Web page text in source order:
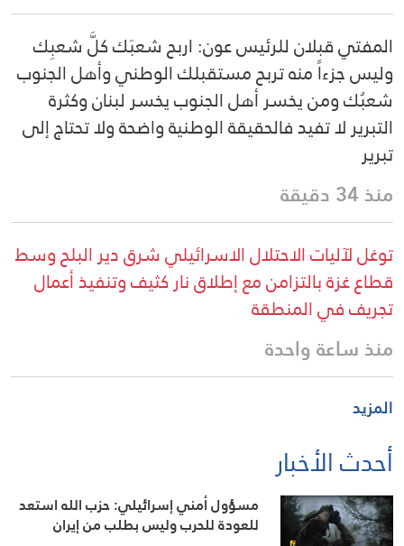
المفتي قبلان للرئيس عون: اربح شعبَك كلَّ شعبِك
وليس جزءاً منه تربح مستقبلك الوطني وأهل الجنوب
شعبُك ومن يخسر أهل الجنوب يخسر لبنان وكثرة
التبرير لا تفيد فالحقيقة الوطنية واضحة ولا تحتاج إلى
تبرير
منذ 34 دقيقة
توغل لآليات الاحتلال الاسرائيلي شرق دير البلح وسط
قطاع غزة بالتزامن مع إطلاق نار كثيف وتنفيذ أعمال
تجريف في المنطقة
منذ ساعة واحدة
المزيد
أحدث الأخبار
مسؤول أمني إسرائيلي: حزب الله استعد
للعودة للحرب وليس بطلب من إيران